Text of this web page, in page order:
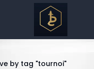
by tag "tournoi"